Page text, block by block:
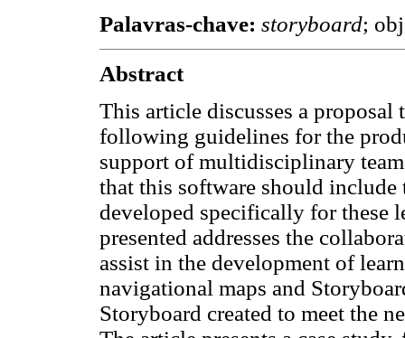
Palavras-chave: storyboard;
Abstract
This article discusses a
following guidelines for the
support of multidisciplinary
that this software should
developed specifically for these
presented addresses the
assist in the development of
navigational maps and
Storyboard created to meet the